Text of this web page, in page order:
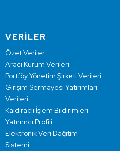
VERİLER
Özet Veriler
Aracı Kurum Verileri
Portföy Yönetim Şirketi Verileri
Girişim Sermayesi Yatırımları
Verileri
Kaldıraçlı İşlem Bildirimleri
Yatırımcı Profili
Elektronik Veri Dağıtım
Sistemi